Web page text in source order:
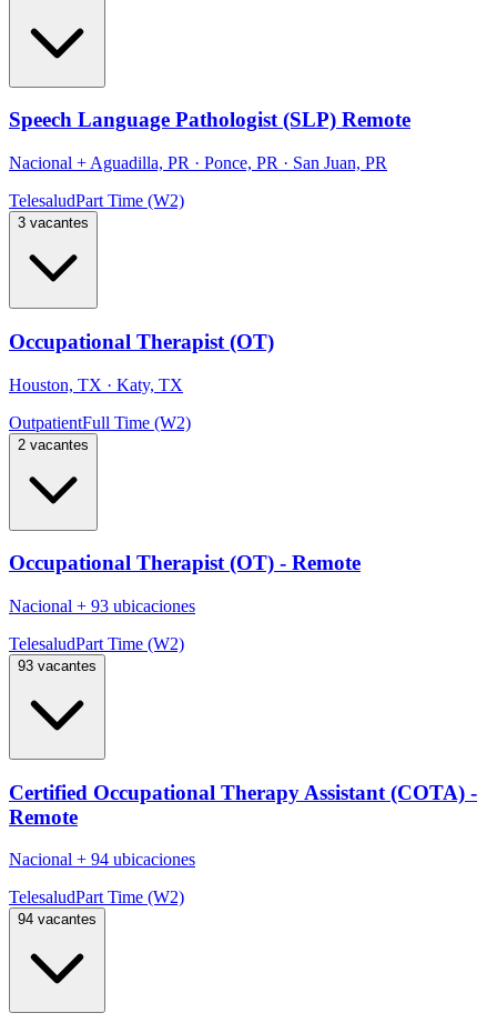
Speech Language Pathologist (SLP) Remote
Nacional + Aguadilla, PR · Ponce, PR · San Juan, PR
TelesaludPart Time (W2)
3 vacantes
Occupational Therapist (OT)
Houston, TX · Katy, TX
OutpatientFull Time (W2)
2 vacantes
Occupational Therapist (OT) - Remote
Nacional + 93 ubicaciones
TelesaludPart Time (W2)
93 vacantes
Certified Occupational Therapy Assistant (COTA) -
Remote
Nacional + 94 ubicaciones
TelesaludPart Time (W2)
94 vacantes